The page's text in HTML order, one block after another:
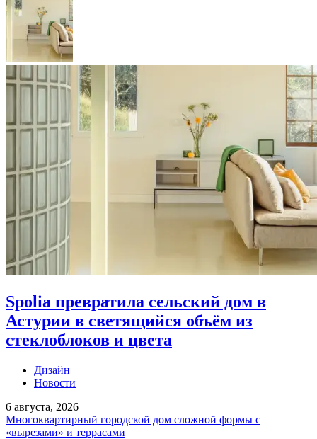
Spolia превратила сельский дом в
Астурии в светящийся объём из
стеклоблоков и цвета
Дизайн
Новости
6 августа, 2026
Многоквартирный городской дом сложной формы с
«вырезами» и террасами